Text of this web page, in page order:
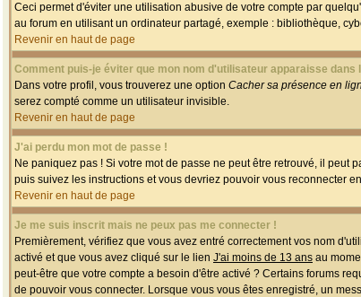
Ceci permet d'éviter une utilisation abusive de votre compte par
au forum en utilisant un ordinateur partagé, exemple : bibliothèque,
Revenir en haut de page
Comment puis-je éviter que mon nom d'utilisateur apparaisse dans
Dans votre profil, vous trouverez une option Cacher sa présence en
serez compté comme un utilisateur invisible.
Revenir en haut de page
J'ai perdu mon mot de passe !
Ne paniquez pas ! Si votre mot de passe ne peut être retrouvé, il
puis suivez les instructions et vous devriez pouvoir vous reconnecter
Revenir en haut de page
Je me suis inscrit mais ne peux pas me connecter !
Premièrement, vérifiez que vous avez entré correctement vos nom
activé et que vous avez cliqué sur le lien J'ai moins de 13 ans au
peut-être que votre compte a besoin d'être activé ? Certains forums
de pouvoir vous connecter. Lorsque vous vous êtes enregistré, un